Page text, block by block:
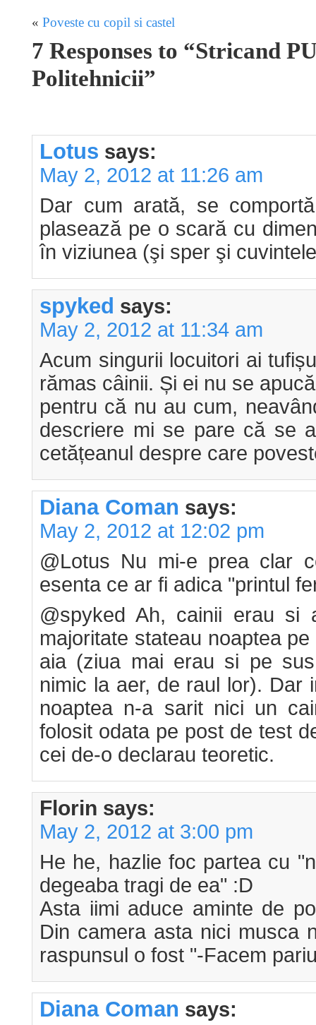
« Poveste cu copil si castel
7 Responses to “Stricand
Politehnicii”
Lotus says:
May 2, 2012 at 11:26 am
Dar cum arată, se
plasează pe o scară cu
în viziunea (şi sper şi
spyked says:
May 2, 2012 at 11:34 am
Acum singurii locuitori ai
rămas câinii. Și ei nu se
pentru că nu au cum,
descriere mi se pare că se
cetățeanul despre care
Diana Coman says:
May 2, 2012 at 12:02 pm
@Lotus Nu mi-e prea clar
esenta ce ar fi adica "printul
@spyked Ah, cainii erau si
majoritate stateau noaptea
aia (ziua mai erau si pe
nimic la aer, de raul lor). Dar
noaptea n-a sarit nici un
folosit odata pe post de test
cei de-o declarau teoretic.
Florin says:
May 2, 2012 at 3:00 pm
He he, hazlie foc partea cu
degeaba tragi de ea" :D
Asta iimi aduce aminte de
Din camera asta nici musca
raspunsul o fost "-Facem
Diana Coman says: